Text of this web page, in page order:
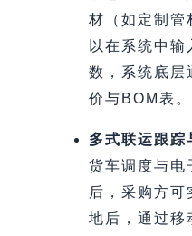
材（如定制管
以在系统中输
数，系统底层
价与BOM表。
多式联运跟踪
货车调度与电
后，采购方可
地后，通过移